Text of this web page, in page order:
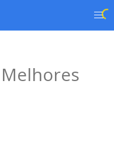
Melhores